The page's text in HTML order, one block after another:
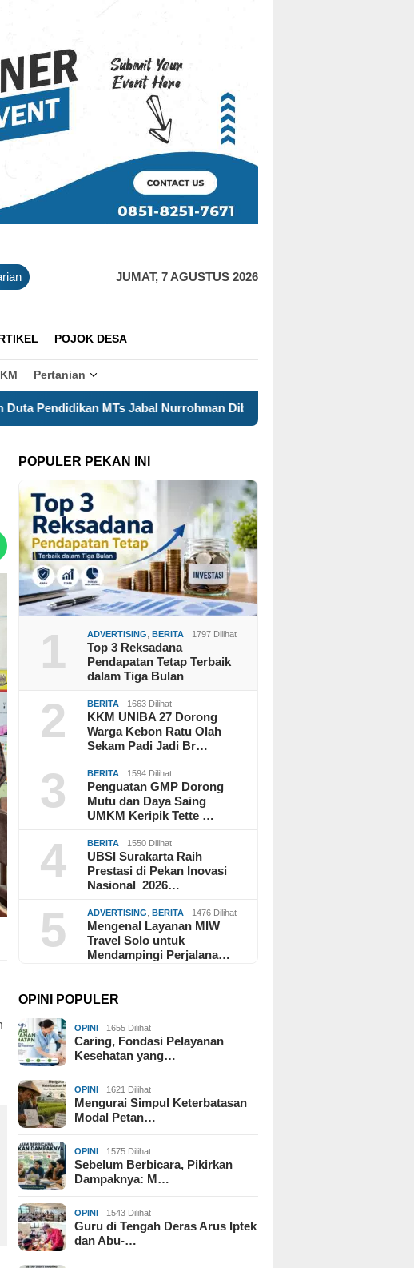
JUMAT, 7 AGUSTUS 2026
POJOK DESA
Pertanian
Nurrohman Dibekali Materi Bahasa Indonesia dan Edukasi
POPULER PEKAN INI
1 ADVERTISING ,BERITA 1797 Dilihat
Top 3 Reksadana
Pendapatan Tetap Terbaik
dalam Tiga Bulan
2 BERITA 1663 Dilihat
KKM UNIBA 27 Dorong
Warga Kebon Ratu Olah
Sekam Padi Jadi Br…
3 BERITA 1594 Dilihat
Penguatan GMP Dorong
Mutu dan Daya Saing
UMKM Keripik Tette …
4 BERITA 1550 Dilihat
UBSI Surakarta Raih
Prestasi di Pekan Inovasi
Nasional 2026…
5 ADVERTISING ,BERITA 1476 Dilihat
Mengenal Layanan MIW
Travel Solo untuk
Mendampingi Perjalana…
OPINI POPULER
OPINI 1655 Dilihat
Caring, Fondasi Pelayanan
Kesehatan yang…
OPINI 1621 Dilihat
Mengurai Simpul Keterbatasan
Modal Petan…
OPINI 1575 Dilihat
Sebelum Berbicara, Pikirkan
Dampaknya: M…
OPINI 1543 Dilihat
Guru di Tengah Deras Arus Iptek
dan Abu-…